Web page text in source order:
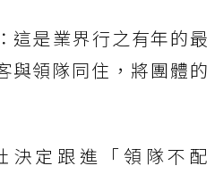
這是業界行之有年的最
與領隊同住，將團體的
決定跟進「領隊不配